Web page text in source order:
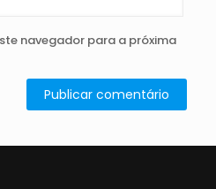
navegador para a próxima